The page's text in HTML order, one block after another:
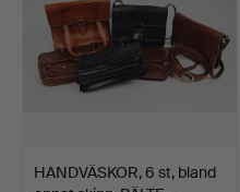
HANDVÄSKOR, 6 st, bland